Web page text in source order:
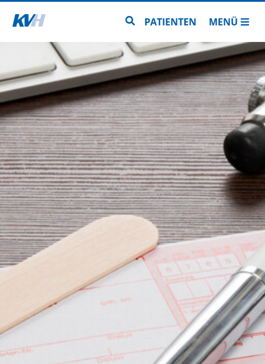
Zur Startseite Zur Seitensuche
PATIENTEN MENÜ